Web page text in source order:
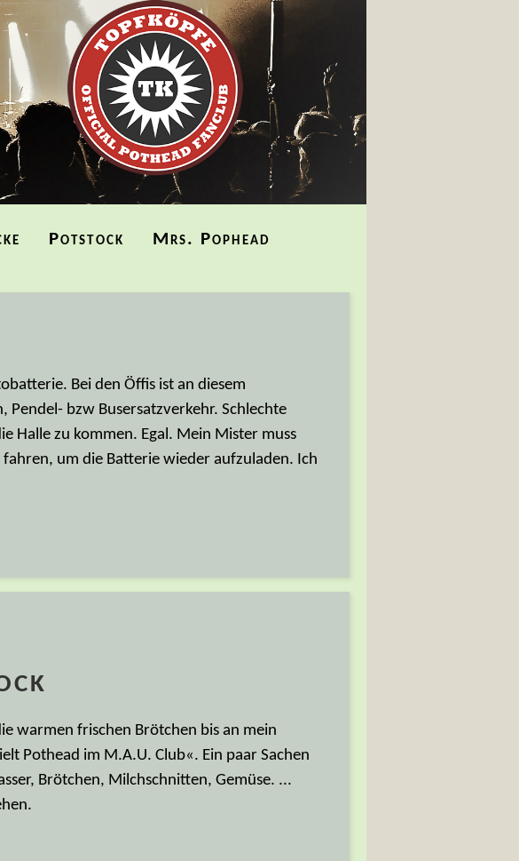
Potstock Mrs. Pophead
Bei den Öffis ist an diesem
bzw Busersatzverkehr. Schlechte
Halle zu kommen. Egal. Mein Mister muss
um die Batterie wieder aufzuladen. Ich
warmen frischen Brötchen bis an mein
Pothead im M.A.U. Club«. Ein paar Sachen
Brötchen, Milchschnitten, Gemüse. ...